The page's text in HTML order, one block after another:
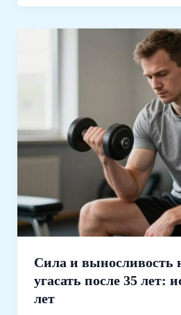
Сила и выносливость
угасать после 35 лет:
лет